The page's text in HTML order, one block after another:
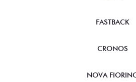
FASTBACK
CRONOS
NOVA